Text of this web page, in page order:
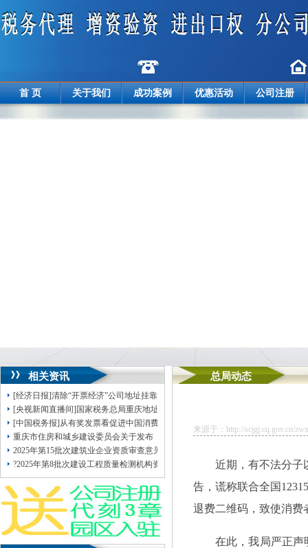
首 页 关于我们 成功案例 优惠活动 公司注册
相关资讯
[经济日报]清除“开票经济”公司地址挂靠滋生土壤
[央视新闻直播间]国家税务总局重庆地址挂靠发布最新税收数据显示去年我国制
[中国税务报]从有奖发票看促进中国消费和财税治理
重庆市住房和城乡建设委员会关于发布《地下工程建设影响既有建筑结构安全评
2025年第15批次建筑业企业资质审查意见公示
?2025年第8批次建设工程质量检测机构资质审查意见公示
总局动态
来源于：http://scjgj.cq.gov.cn/
近期，有不法分子
告，谎称联合全国
退费二维码，致使消费
在此，我局严正声